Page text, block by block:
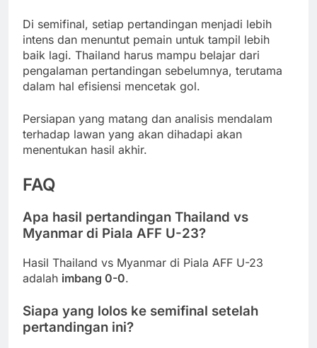
Di semifinal, setiap pertandingan menjadi lebih
intens dan menuntut pemain untuk tampil lebih
baik lagi. Thailand harus mampu belajar dari
pengalaman pertandingan sebelumnya, terutama
dalam hal efisiensi mencetak gol.
Persiapan yang matang dan analisis mendalam
terhadap lawan yang akan dihadapi akan
menentukan hasil akhir.
FAQ
Apa hasil pertandingan Thailand vs
Myanmar di Piala AFF U-23?
Hasil Thailand vs Myanmar di Piala AFF U-23
adalah imbang 0-0.
Siapa yang lolos ke semifinal setelah
pertandingan ini?